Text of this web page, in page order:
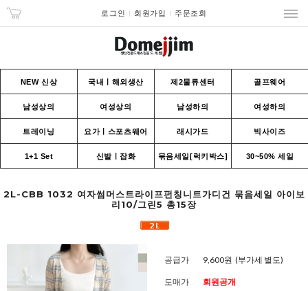
로그인 회원가입 주문조회
NEW 신상 국내ㅣ해외생산 제2물류센터 골프웨어
남성상의 여성상의 남성하의 여성하의
트레이닝 요가ㅣ스포츠웨어 래시가드 빅사이즈
1+1 Set 신발ㅣ잡화 묶음세일[럭키박스] 30~50% 세일
2L-CBB 1032 여자썸머스트라이프펀칭니트가디건 묶음세일 아이보
리10/그린5 총15장
공급가 9,600원 (부가세 별도)
도매가 회원공개